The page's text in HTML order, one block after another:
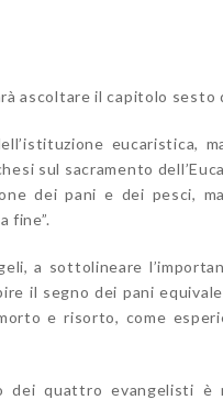
ascoltare il capitolo sesto
eucaristica,
sul sacramento
dei pani e dei pesci,
fine”.
a sottolineare
il segno dei pani
e risorto, come
dei quattro evangelisti è